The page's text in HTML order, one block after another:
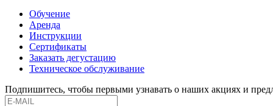
Обучение
Аренда
Инструкции
Сертификаты
Заказать дегустацию
Техническое обслуживание
Подпишитесь, чтобы первыми узнавать о наших акциях и